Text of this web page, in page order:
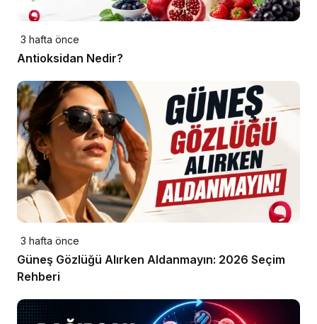
3 hafta önce
Antioksidan Nedir?
3 hafta önce
Güneş Gözlüğü Alırken Aldanmayın: 2026 Seçim
Rehberi